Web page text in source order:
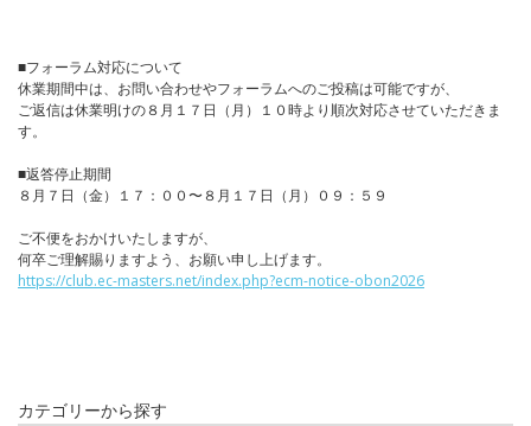
■フォーラム対応について
休業期間中は、お問い合わせやフォーラムへのご投稿は可能ですが、
ご返信は休業明けの８月１７日（月）１０時より順次対応させていただきま
す。
■返答停止期間
８月７日（金）１７：００〜８月１７日（月）０９：５９
ご不便をおかけいたしますが、
何卒ご理解賜りますよう、お願い申し上げます。
https://club.ec-masters.net/index.php?ecm-notice-obon2026
カテゴリーから探す